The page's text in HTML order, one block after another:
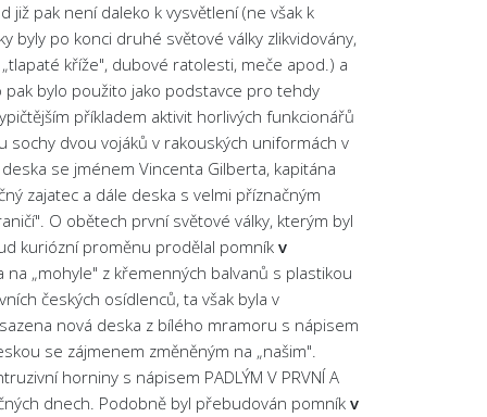
již pak není daleko k vysvětlení (ne však k
byly po konci druhé světové války zlikvidovány,
kříže", dubové ratolesti, meče apod.) a
pak bylo použito jako podstavce pro tehdy
příkladem aktivit horlivých funkcionářů
dvou vojáků v rakouských uniformách v
se jménem Vincenta Gilberta, kapitána
zajatec a dále deska s velmi příznačným
O obětech první světové války, kterým byl
kuriózní proměnu prodělal pomník v
„mohyle" z křemenných balvanů s plastikou
českých osídlenců, ta však byla v
nová deska z bílého mramoru s nápisem
se zájmenem změněným na „našim".
horniny s nápisem PADLÝM V PRVNÍ A
dnech. Podobně byl přebudován pomník v